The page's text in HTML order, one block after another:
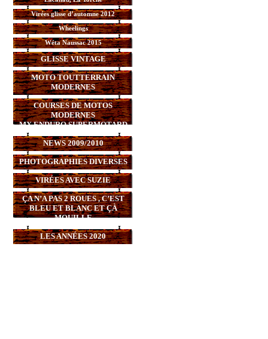
Virées glisse d’automne 2012
Wheelings
Wéta Naussac 2015
GLISSE VINTAGE
MOTO TOUTTERRAIN
MODERNES
COURSES DE MOTOS
MODERNES
MX,ENDURO,SUPERMOTARD
NEWS 2009/2010
PHOTOGRAPHIES DIVERSES
VIRÉES AVEC SUZIE
ÇA N’A PAS 2 ROUES , C’EST
BLEU ET BLANC ET ÇÀ
MOUILLE
LES ANNÉES 2020